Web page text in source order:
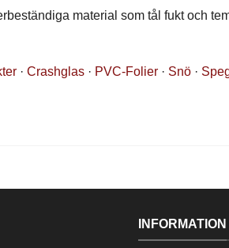
material som tål fukt och
· Crashglas · PVC-Folier · Snö ·
INFORMATION